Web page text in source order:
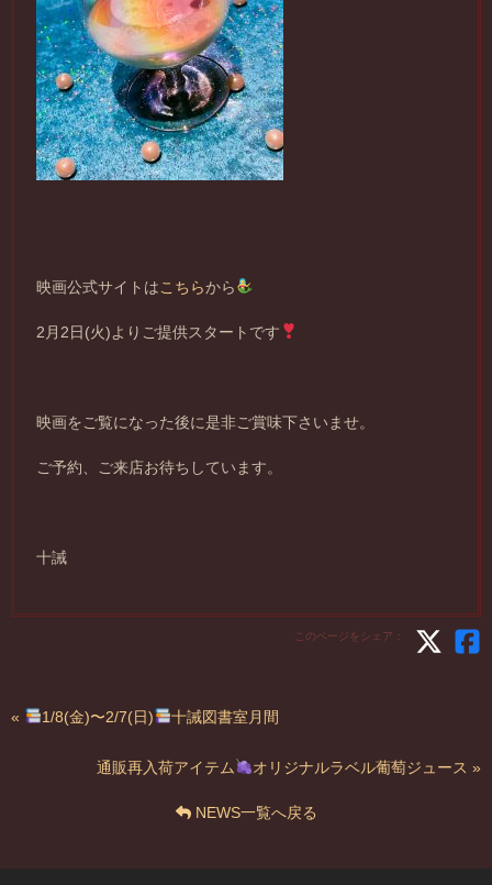
映画公式サイトはこちらから
2月2日(火)よりご提供スタートです
映画をご覧になった後に是非ご賞味下さいませ。
ご予約、ご来店お待ちしています。
十誡
このページをシェア：
« 1/8(金)〜2/7(日) 十誡図書室月間
通販再入荷アイテム オリジナルラベル葡萄ジュース »
NEWS一覧へ戻る